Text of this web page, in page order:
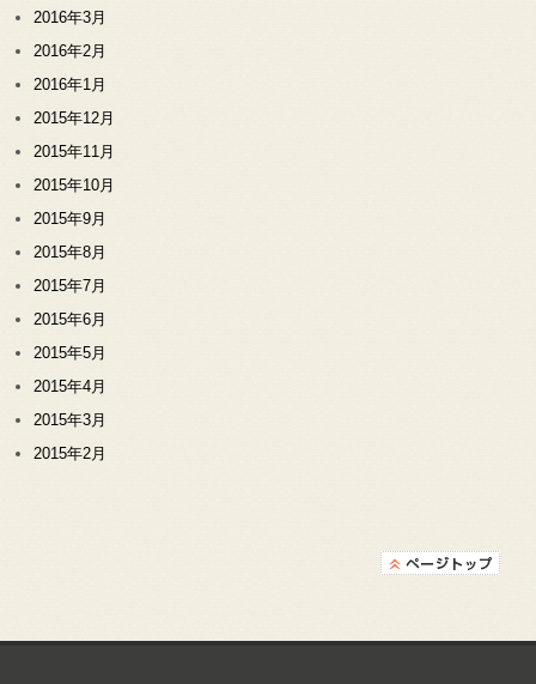
2016年3月
2016年2月
2016年1月
2015年12月
2015年11月
2015年10月
2015年9月
2015年8月
2015年7月
2015年6月
2015年5月
2015年4月
2015年3月
2015年2月